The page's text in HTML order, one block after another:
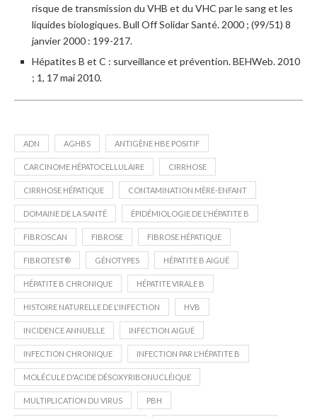
risque de transmission du VHB et du VHC par le sang et les
liquides biologiques. Bull Off Solidar Santé. 2000 ; (99/51) 8
janvier 2000 : 199-217.
Hépatites B et C : surveillance et prévention. BEHWeb. 2010
; 1, 17 mai 2010.
ADN AGHBS ANTIGÈNE HBE POSITIF
CARCINOME HÉPATOCELLULAIRE CIRRHOSE
CIRRHOSE HÉPATIQUE CONTAMINATION MÈRE-ENFANT
DOMAINE DE LA SANTÉ ÉPIDÉMIOLOGIE DE L'HÉPATITE B
FIBROSCAN FIBROSE FIBROSE HÉPATIQUE
FIBROTEST® GÉNOTYPES HÉPATITE B AIGUË
HÉPATITE B CHRONIQUE HÉPATITE VIRALE B
HISTOIRE NATURELLE DE L'INFECTION HVB
INCIDENCE ANNUELLE INFECTION AIGUË
INFECTION CHRONIQUE INFECTION PAR L'HÉPATITE B
MOLÉCULE D'ACIDE DÉSOXYRIBONUCLÉIQUE
MULTIPLICATION DU VIRUS PBH